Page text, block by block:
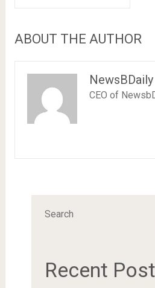
ABOUT THE AUTHOR
NewsBDaily
CEO of
Search
Recent